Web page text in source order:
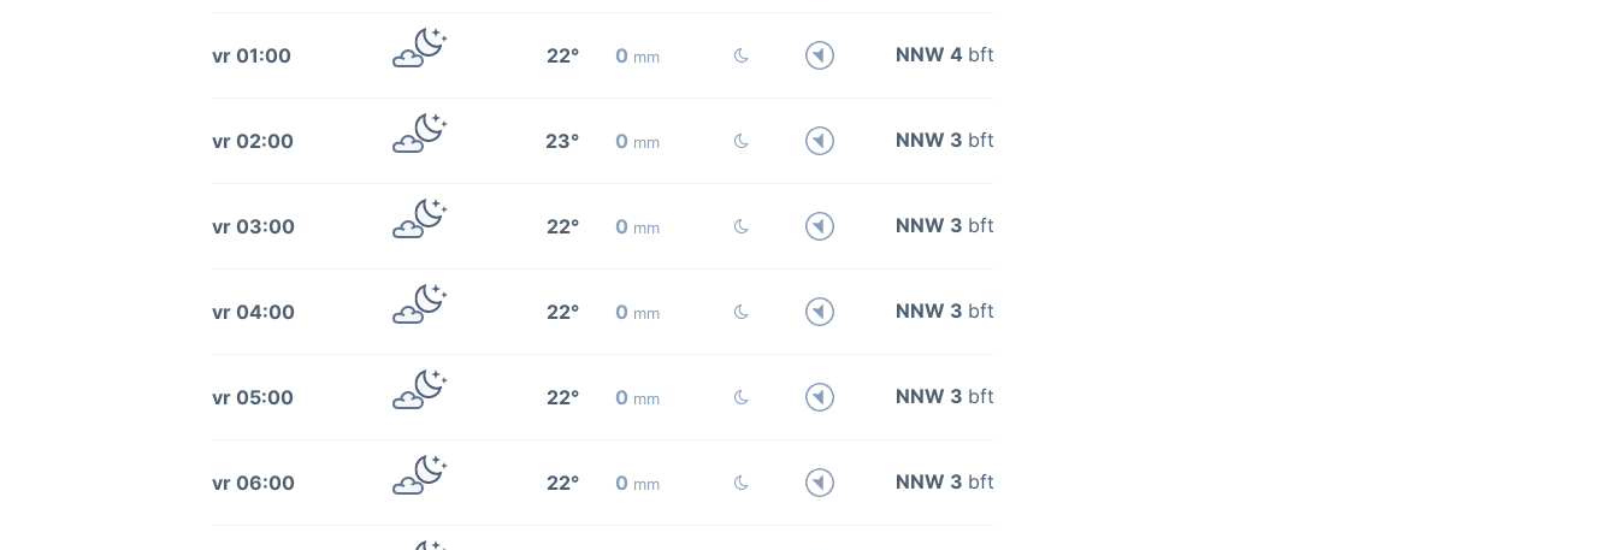
vr 01:00 22° 0 mm NNW 4 bft
vr 02:00 23° 0 mm NNW 3 bft
vr 03:00 22° 0 mm NNW 3 bft
vr 04:00 22° 0 mm NNW 3 bft
vr 05:00 22° 0 mm NNW 3 bft
vr 06:00 22° 0 mm NNW 3 bft